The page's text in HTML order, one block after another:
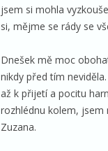
jsem si mohla
si, mějme se rády se
Dnešek mě moc
nikdy před tím
až k přijetí a pocitu
rozhlédnu kolem, jsem
Zuzana.